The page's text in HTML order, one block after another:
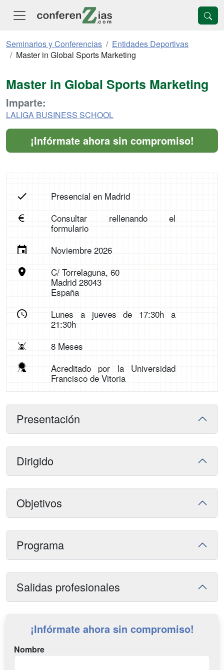
Seminarios y Conferencias
Entidades Deportivas
Master in Global Sports Marketing
Master in Global Sports Marketing
Imparte:
LALIGA BUSINESS SCHOOL
¡Infórmate ahora sin compromiso!
Presencial en Madrid
Consultar rellenando el
formulario
Noviembre 2026
C/ Torrelaguna, 60
Madrid 28043
España
Lunes a jueves de 17:30h a
21:30h
8 Meses
Acreditado por la Universidad
Francisco de Vitoria
Presentación
Dirigido
Objetivos
Programa
Salidas profesionales
¡Infórmate ahora sin compromiso!
Nombre